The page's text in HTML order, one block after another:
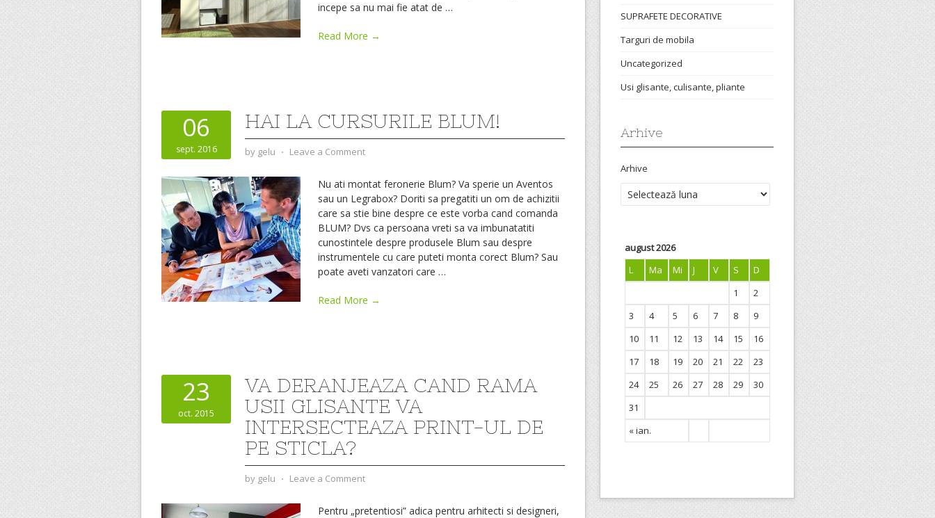
incepe sa nu mai fie atat de …
Read More →
06
sept. 2016
HAI LA CURSURILE BLUM!
by gelu ⋅ Leave a Comment
Nu ati montat feronerie Blum? Va sperie un Aventos
sau un Legrabox? Doriti sa pregatiti un om de achizitii
care sa stie bine despre ce este vorba cand comanda
BLUM? Dvs ca persoana vreti sa va imbunatatiti
cunostintele despre produsele Blum sau despre
instrumentele cu care puteti monta corect Blum? Sau
poate aveti vanzatori care …
Read More →
23
oct. 2015
VA DERANJEAZA CAND RAMA
USII GLISANTE VA
INTERSECTEAZA PRINT-UL DE
PE STICLA?
by gelu ⋅ Leave a Comment
Pentru „pretentiosi” adica pentru arhitecti si designeri,
SUPRAFETE DECORATIVE
Targuri de mobila
Uncategorized
Usi glisante, culisante, pliante
Arhive
Arhive
august 2026
L
Ma Mi J V S D
« ian.
1
2
3
4 5 6 7 8
9
10
11 12 13 14 15
16
17
18 19 20 21 22
23
24
25 26 27 28 29
30
31